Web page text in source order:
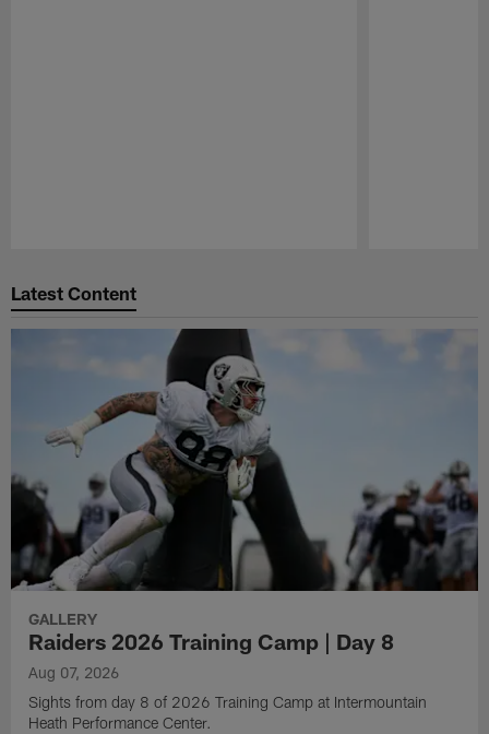
Latest Content
GALLERY
Raiders 2026 Training Camp | Day 8
Aug 07, 2026
Sights from day 8 of 2026 Training Camp at Intermountain
Heath Performance Center.